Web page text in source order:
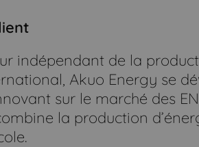
indépendant de la
Akuo Energy se
sur le marché des
la production